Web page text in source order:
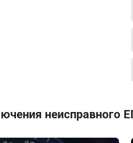
неисправного